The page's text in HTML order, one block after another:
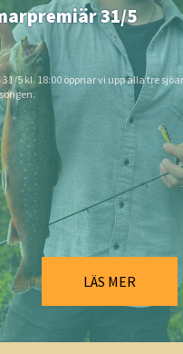
31/5 kl. 18:00 öppnar vi upp alla tre
31/5
LÄS MER